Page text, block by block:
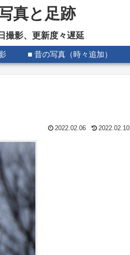
真と足跡
撮影、更新度々遅延
■ 昔の写真（時々追加）
2022.02.06 2022.02.10